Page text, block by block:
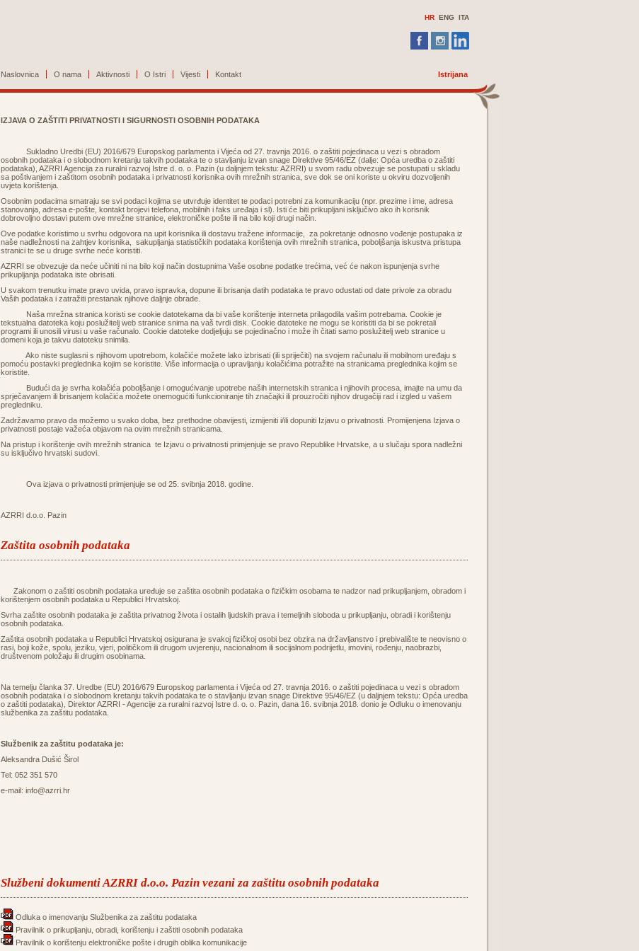
HR ENG ITA
Naslovnica O nama Aktivnosti O Istri Vijesti Kontakt Istrijana
IZJAVA O ZAŠTITI PRIVATNOSTI I SIGURNOSTI OSOBNIH PODATAKA
Sukladno Uredbi (EU) 2016/679 Europskog parlamenta i Vijeća od 27. travnja 2016. o zaštiti pojedinaca u vezi s obradom
osobnih podataka i o slobodnom kretanju takvih podataka te o stavljanju izvan snage Direktive 95/46/EZ (dalje: Opća uredba o zaštiti
podataka), AZRRI Agencija za ruralni razvoj Istre d. o. o. Pazin (u daljnjem tekstu: AZRRI) u svom radu obvezuje se postupati u skladu
sa poštivanjem i zaštitom osobnih podataka i privatnosti korisnika ovih mrežnih stranica, sve dok se oni koriste u okviru dozvoljenih
uvjeta korištenja.
Osobnim podacima smatraju se svi podaci kojima se utvrđuje identitet te podaci potrebni za komunikaciju (npr. prezime i ime, adresa
stanovanja, adresa e-pošte, kontakt brojevi telefona, mobilnih i faks uređaja i sl). Isti će biti prikupljani isključivo ako ih korisnik
dobrovoljno dostavi putem ove mrežne stranice, elektroničke pošte ili na bilo koji drugi način.
Ove podatke koristimo u svrhu odgovora na upit korisnika ili dostavu tražene informacije, za pokretanje odnosno vođenje postupaka iz
naše nadležnosti na zahtjev korisnika, sakupljanja statističkih podataka korištenja ovih mrežnih stranica, poboljšanja iskustva pristupa
stranici te se u druge svrhe neće koristiti.
AZRRI se obvezuje da neće učiniti ni na bilo koji način dostupnima Vaše osobne podatke trećima, već će nakon ispunjenja svrhe
prikupljanja podataka iste obrisati.
U svakom trenutku imate pravo uvida, pravo ispravka, dopune ili brisanja datih podataka te pravo odustati od date privole za obradu
Vaših podataka i zatražiti prestanak njihove daljnje obrade.
Naša mrežna stranica koristi se cookie datotekama da bi vaše korištenje interneta prilagodila vašim potrebama. Cookie je
tekstualna datoteka koju poslužitelj web stranice snima na vaš tvrdi disk. Cookie datoteke ne mogu se koristiti da bi se pokretali
programi ili unosili virusi u vaše računalo. Cookie datoteke dodjeljuju se pojedinačno i može ih čitati samo poslužitelj web stranice u
domeni koja je takvu datoteku snimila.
Ako niste suglasni s njihovom upotrebom, kolačiće možete lako izbrisati (ili spriječiti) na svojem računalu ili mobilnom uređaju s
pomoću postavki preglednika kojim se koristite. Više informacija o upravljanju kolačićima potražite na stranicama preglednika kojim se
koristite.
Budući da je svrha kolačića poboljšanje i omogućivanje upotrebe naših internetskih stranica i njihovih procesa, imajte na umu da
sprječavanjem ili brisanjem kolačića možete onemogućiti funkcioniranje tih značajki ili prouzročiti njihov drugačiji rad i izgled u vašem
pregledniku.
Zadržavamo pravo da možemo u svako doba, bez prethodne obavijesti, izmijeniti i/ili dopuniti Izjavu o privatnosti. Promijenjena Izjava o
privatnosti postaje važeća objavom na ovim mrežnih stranicama.
Na pristup i korištenje ovih mrežnih stranica te Izjavu o privatnosti primjenjuje se pravo Republike Hrvatske, a u slučaju spora nadležni
su isključivo hrvatski sudovi.
Ova izjava o privatnosti primjenjuje se od 25. svibnja 2018. godine.
AZRRI d.o.o. Pazin
Zaštita osobnih podataka
Zakonom o zaštiti osobnih podataka uređuje se zaštita osobnih podataka o fizičkim osobama te nadzor nad prikupljanjem, obradom i
korištenjem osobnih podataka u Republici Hrvatskoj.
Svrha zaštite osobnih podataka je zaštita privatnog života i ostalih ljudskih prava i temeljnih sloboda u prikupljanju, obradi i korištenju
osobnih podataka.
Zaštita osobnih podataka u Republici Hrvatskoj osigurana je svakoj fizičkoj osobi bez obzira na državljanstvo i prebivalište te neovisno o
rasi, boji kože, spolu, jeziku, vjeri, političkom ili drugom uvjerenju, nacionalnom ili socijalnom podrijetlu, imovini, rođenju, naobrazbi,
društvenom položaju ili drugim osobinama.
Na temelju članka 37. Uredbe (EU) 2016/679 Europskog parlamenta i Vijeća od 27. travnja 2016. o zaštiti pojedinaca u vezi s obradom
osobnih podataka i o slobodnom kretanju takvih podataka te o stavljanju izvan snage Direktive 95/46/EZ (u daljnjem tekstu: Opća uredba
o zaštiti podataka), Direktor AZRRI - Agencije za ruralni razvoj Istre d. o. o. Pazin, dana 16. svibnja 2018. donio je Odluku o imenovanju
službenika za zaštitu podataka.
Službenik za zaštitu podataka je:
Aleksandra Dušić Širol
Tel: 052 351 570
e-mail: info@azrri.hr
Službeni dokumenti AZRRI d.o.o. Pazin vezani za zaštitu osobnih podataka
Odluka o imenovanju Službenika za zaštitu podataka
Pravilnik o prikupljanju, obradi, korištenju i zaštiti osobnih podataka
Pravilnik o korištenju elektroničke pošte i drugih oblika komunikacije